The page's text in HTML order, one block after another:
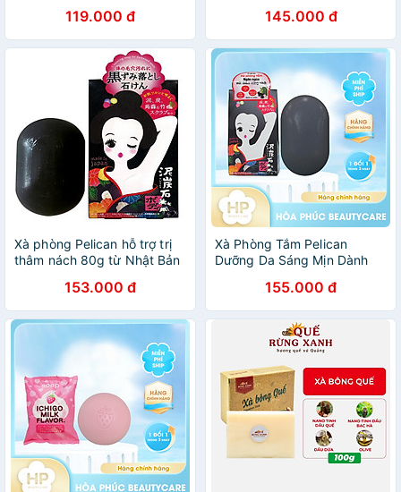
Night Aroma Soap 100 G
119.000 đ
da, Ngừa mụn lưng, sạch cơ
thể
145.000 đ
Xà phòng Pelican hỗ trợ trị
thâm nách 80g từ Nhật Bản
153.000 đ
Xà Phòng Tắm Pelican
Dưỡng Da Sáng Mịn Dành
Pelican Deitanseki Body
Scrub Soap Bar 100G
155.000 đ